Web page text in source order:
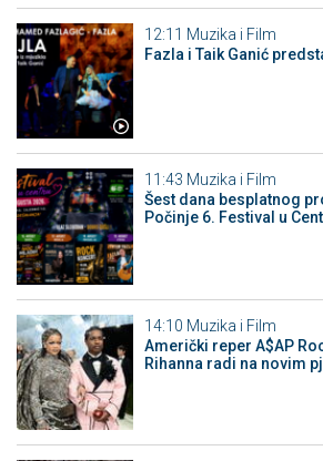
12:11 Muzika i Film
Fazla i Taik Ganić
11:43 Muzika i Film
Šest dana besplatnog
Počinje 6. Festival u
14:10 Muzika i Film
Američki reper A$AP
Rihanna radi na novim